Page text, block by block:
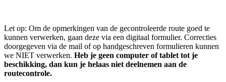
Let op: Om de opmerkingen van de gecontroleerde route goed te
kunnen verwerken, gaan deze via een digitaal formulier. Correcties
doorgegeven via de mail of op handgeschreven formulieren kunnen
we NIET verwerken. Heb je geen computer of tablet tot je
beschikking, dan kun je helaas niet deelnemen aan de
routecontrole.